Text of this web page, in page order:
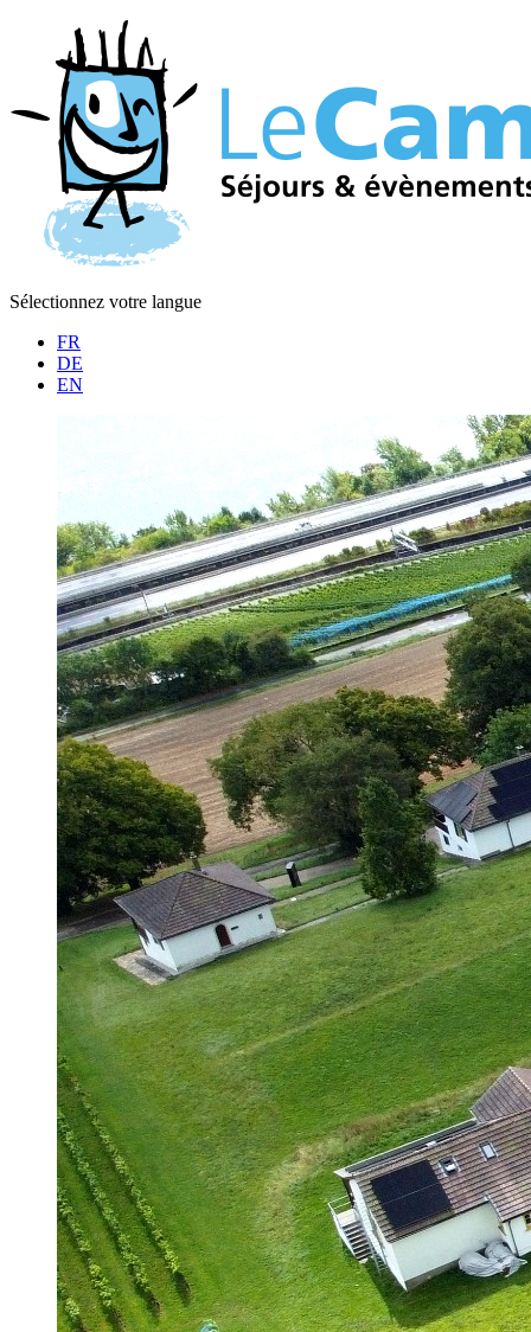
Sélectionnez votre langue
FR
DE
EN